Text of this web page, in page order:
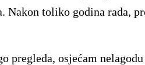
Nakon toliko godina rada,
pregleda, osjećam